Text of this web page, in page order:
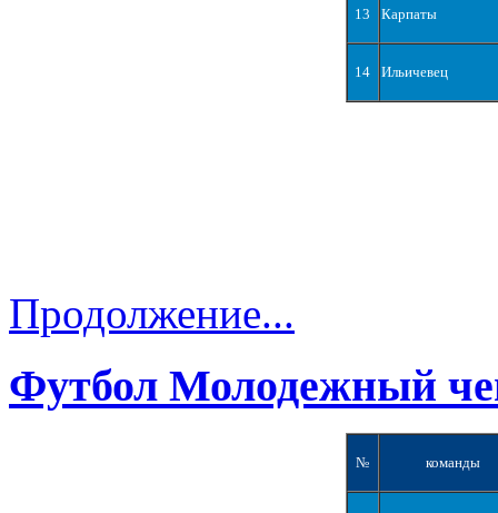
13 Карпаты
14 Ильичевец
Продолжение...
Футбол Молодежный
№ команды